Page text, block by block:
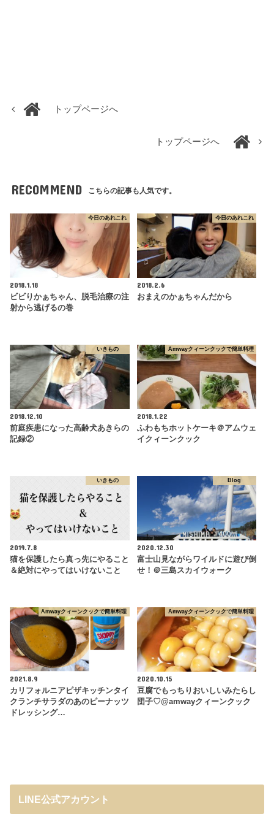
トップページへ
トップページへ
RECOMMEND こちらの記事も人気です。
今日のあれこれ
2018.1.18
ビビりかぁちゃん、脱毛治療の注
射から逃げるの巻
今日のあれこれ
2018.2.6
おまえのかぁちゃんだから
いきもの
2018.12.10
前庭疾患になった高齢犬あきらの
記録②
Amwayクィーンクックで簡単料理
2018.1.22
ふわもちホットケーキ＠アムウェ
イクィーンクック
いきもの
2019.7.8
猫を保護したら真っ先にやること
＆絶対にやってはいけないこと
Blog
2020.12.30
富士山見ながらワイルドに遊び倒
せ！＠三島スカイウォーク
Amwayクィーンクックで簡単料理
2021.8.9
カリフォルニアピザキッチンタイ
クランチサラダのあのピーナッツ
ドレッシング…
Amwayクィーンクックで簡単料理
2020.10.15
豆腐でもっちりおいしいみたらし
団子♡@amwayクィーンクック
LINE公式アカウント